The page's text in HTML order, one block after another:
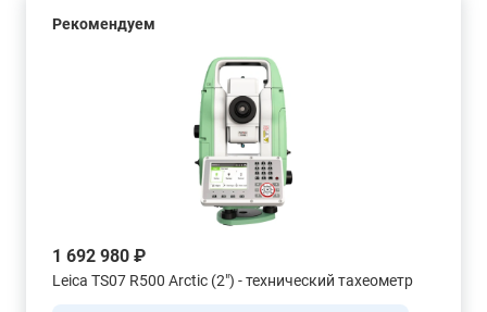
Рекомендуем
1 692 980 ₽
Leica TS07 R500 Arctic (2") - технический тахеометр